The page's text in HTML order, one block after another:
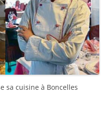
sa cuisine à Boncelles